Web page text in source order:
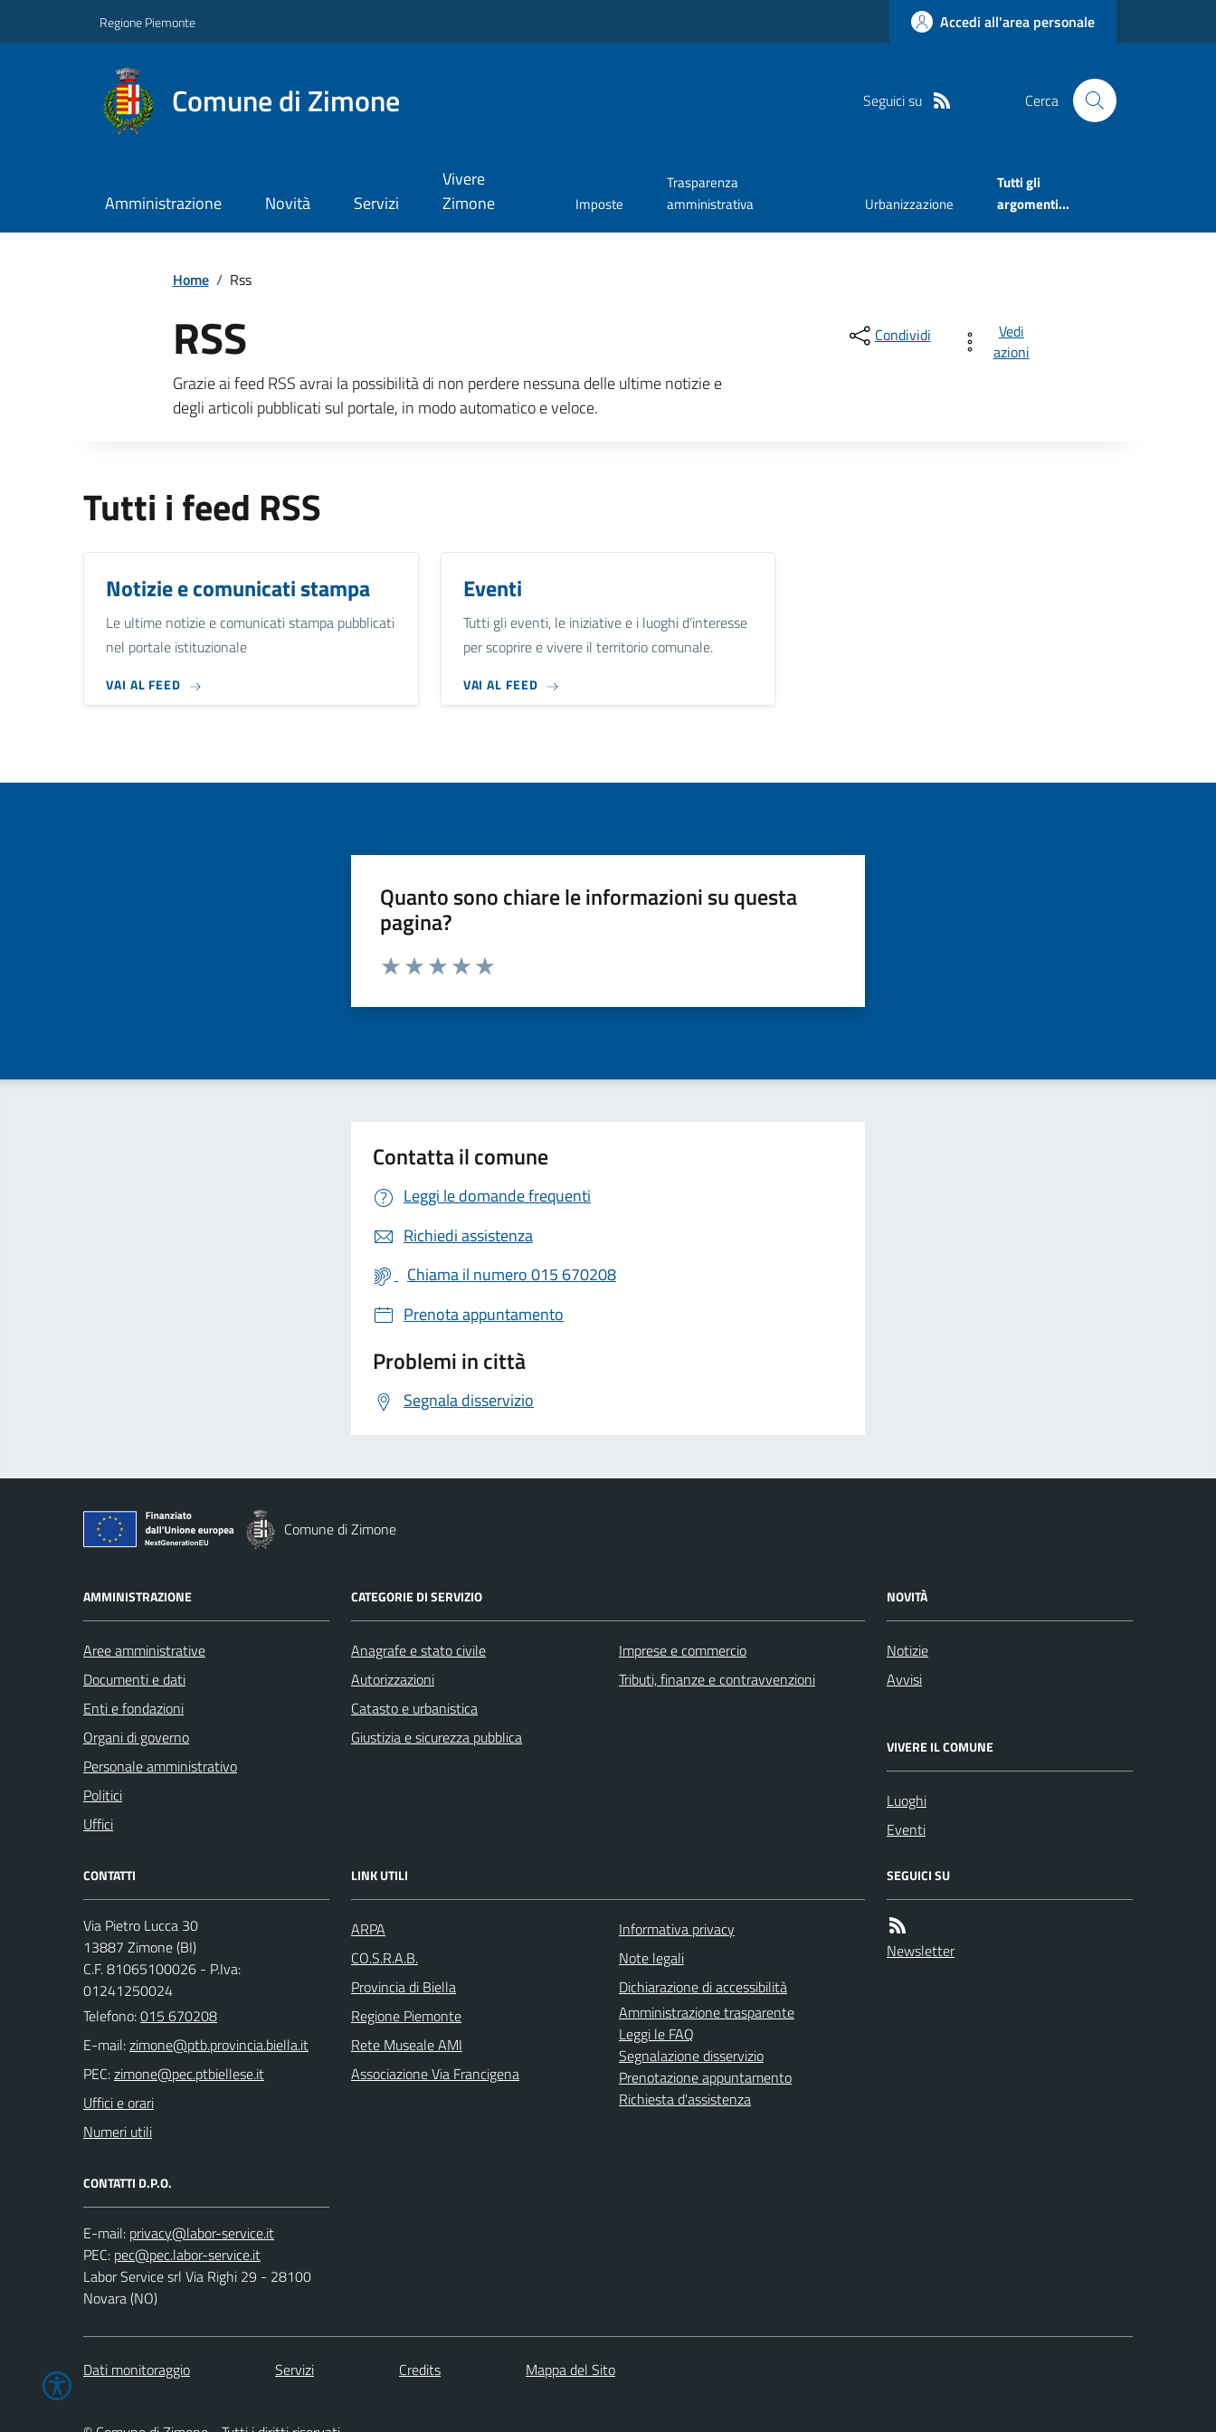
Regione Piemonte Accedi all'area personale
Comune di Zimone Seguici su Cerca
Amministrazione Novità Servizi
Vivere
Zimone
Imposte
Trasparenza
amministrativa
Urbanizzazione
Tutti gli
argomenti...
Home / Rss
RSS
Grazie ai feed RSS avrai la possibilità di non perdere nessuna delle ultime notizie e
degli articoli pubblicati sul portale, in modo automatico e veloce.
Condividi
Vedi
azioni
Tutti i feed RSS
Notizie e comunicati stampa
Le ultime notizie e comunicati stampa pubblicati
nel portale istituzionale
VAI AL FEED
Eventi
Tutti gli eventi, le iniziative e i luoghi d’interesse
per scoprire e vivere il territorio comunale.
VAI AL FEED
Quanto sono chiare le informazioni su questa
pagina?
Valuta da 1 a 5 stelle la pagina
Contatta il comune
Leggi le domande frequenti
Richiedi assistenza
Chiama il numero 015 670208
Prenota appuntamento
Problemi in città
Segnala disservizio
Comune di Zimone
AMMINISTRAZIONE
Aree amministrative
Documenti e dati
Enti e fondazioni
Organi di governo
Personale amministrativo
Politici
Uffici
CATEGORIE DI SERVIZIO
Anagrafe e stato civile
Autorizzazioni
Catasto e urbanistica
Giustizia e sicurezza pubblica
Imprese e commercio
Tributi, finanze e contravvenzioni
NOVITÀ
Notizie
Avvisi
VIVERE IL COMUNE
Luoghi
Eventi
CONTATTI
Via Pietro Lucca 30
13887 Zimone (BI)
C.F. 81065100026 - P.Iva:
01241250024
Telefono:015 670208
E-mail:
PEC:
Uffici e orari
Numeri utili
CONTATTI D.P.O.
E-mail:
PEC:
Labor Service srl Via Righi 29 - 28100
Novara (NO)
LINK UTILI
ARPA
CO.S.R.A.B.
Provincia di Biella
Regione Piemonte
Rete Museale AMI
Associazione Via Francigena
Informativa privacy
Note legali
Dichiarazione di accessibilità
Amministrazione trasparente
Leggi le FAQ
Segnalazione disservizio
Prenotazione appuntamento
Richiesta d'assistenza
SEGUICI SU
Newsletter
Dati monitoraggio Servizi Credits Mappa del Sito